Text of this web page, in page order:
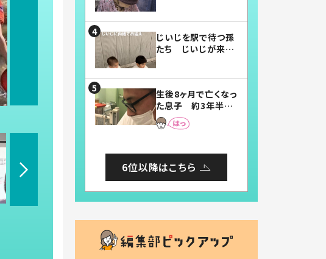
じいじを駅で待つ孫
たち じいじが来た
まらない」「幸せにな
れる」
生後8ヶ月で亡くなっ
た息子 約3年半
後、当時の妻の日記
に書いてあった本音
6位以降はこちら